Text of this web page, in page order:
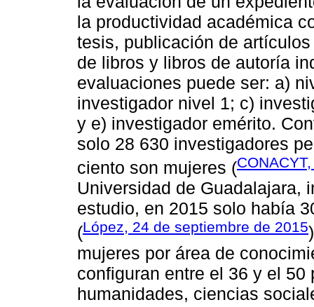
la productividad académica
tesis, publicación de
de libros y libros de autoría
evaluaciones puede ser: a)
investigador nivel 1; c)
y e) investigador emérito.
solo 28 630 investigadores
ciento son mujeres (
Universidad de Guadalajara,
estudio, en 2015 solo había
(López, 24 de septiembre de 2015
mujeres por área de
configuran entre el 36 y el
humanidades, ciencias